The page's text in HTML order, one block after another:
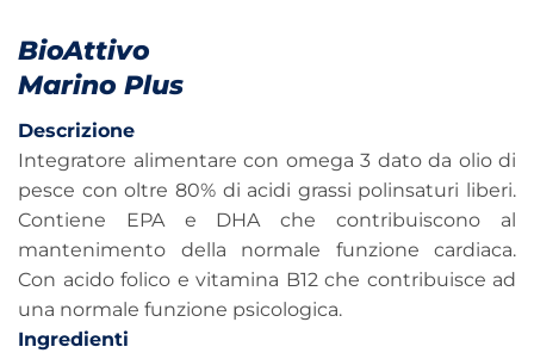
BioAttivo
Marino Plus
Descrizione
Integratore alimentare con omega 3 dato da olio di
pesce con oltre 80% di acidi grassi polinsaturi liberi.
Contiene EPA e DHA che contribuiscono al
mantenimento della normale funzione cardiaca.
Con acido folico e vitamina B12 che contribuisce ad
una normale funzione psicologica.
Ingredienti